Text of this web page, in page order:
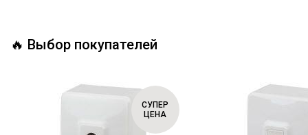
🔥 Выбор покупателей
СУПЕР
ЦЕНА